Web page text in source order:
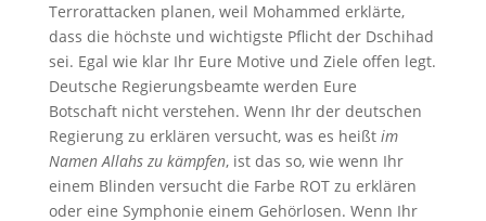
Terrorattacken planen, weil Mohammed erklärte,
dass die höchste und wichtigste Pflicht der Dschihad
sei. Egal wie klar Ihr Eure Motive und Ziele offen legt.
Deutsche Regierungsbeamte werden Eure
Botschaft nicht verstehen. Wenn Ihr der deutschen
Regierung zu erklären versucht, was es heißtim
Namen Allahs zu kämpfen, ist das so, wie wenn Ihr
einem Blinden versucht die Farbe ROT zu erklären
oder eine Symphonie einem Gehörlosen. Wenn Ihr